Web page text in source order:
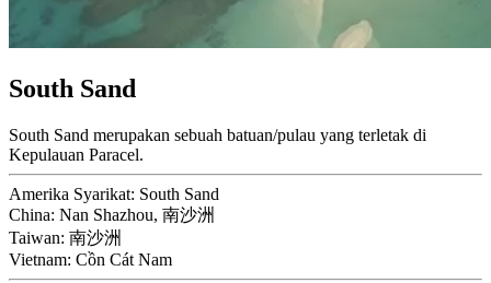
South Sand
South Sand merupakan sebuah batuan/pulau yang terletak di
Kepulauan Paracel.
Amerika Syarikat: South Sand
China: Nan Shazhou, 南沙洲
Taiwan: 南沙洲
Vietnam: Cồn Cát Nam